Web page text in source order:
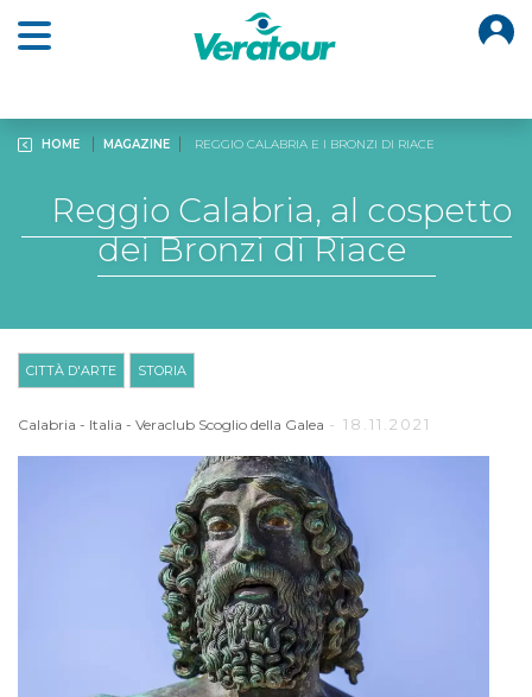
HOME MAGAZINE REGGIO CALABRIA E I BRONZI DI RIACE
Reggio Calabria, al cospetto
dei Bronzi di Riace
CITTÀ D'ARTE STORIA
Calabria - Italia - Veraclub Scoglio della Galea - 18.11.2021